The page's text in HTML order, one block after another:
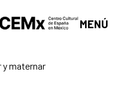
MENÚ
y maternar